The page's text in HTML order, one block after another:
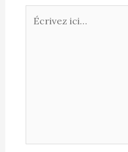
Écrivez
ici…